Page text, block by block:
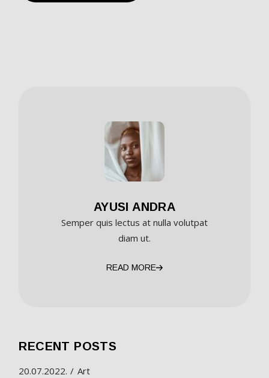
AYUSI ANDRA
Semper quis lectus at nulla volutpat
diam ut.
READ MORE
RECENT POSTS
20.07.2022. Art